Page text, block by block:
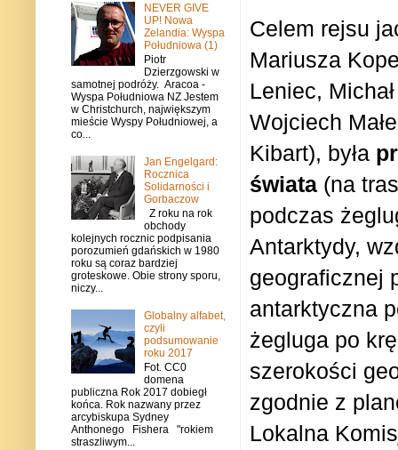
Celem rejsu
Mariusza
Leniec,
Wojciech
Kibart), była
świata (na
podczas
Antarktydy,
geograficznej
antarktyczna
żegluga po
szerokości
zgodnie z
Lokalna
NEVER GIVE
UP! Nowa
Zelandia: Wyspa
Południowa (1)
Piotr
Dzierzgowski w
samotnej podróży. Aracoa -
Wyspa Południowa NZ Jestem
w Christchurch, największym
mieście Wyspy Południowej, a
co...
Jan Engelgard:
Rocznica
Solidarności i
Gorbaczow
Z roku na rok
obchody
kolejnych rocznic podpisania
porozumień gdańskich w 1980
roku są coraz bardziej
groteskowe. Obie strony sporu,
niczy...
Globalny alfabet,
czyli
podsumowanie
roku 2017
Fot. CC0
domena
publiczna Rok 2017 dobiegł
końca. Rok nazwany przez
arcybiskupa Sydney
Anthonego Fishera "rokiem
straszliwym...